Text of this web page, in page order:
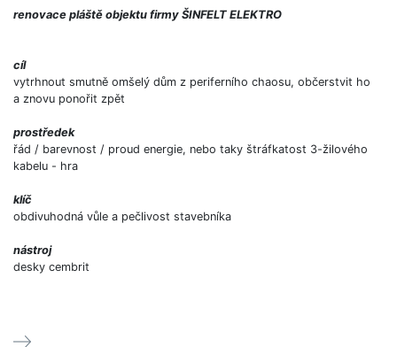
renovace pláště objektu firmy ŠINFELT ELEKTRO
cíl
vytrhnout smutně omšelý dům z periferního chaosu, občerstvit ho
a znovu ponořit zpět
prostředek
řád / barevnost / proud energie, nebo taky štráfkatost 3-žilového
kabelu - hra
klíč
obdivuhodná vůle a pečlivost stavebníka
nástroj
desky cembrit